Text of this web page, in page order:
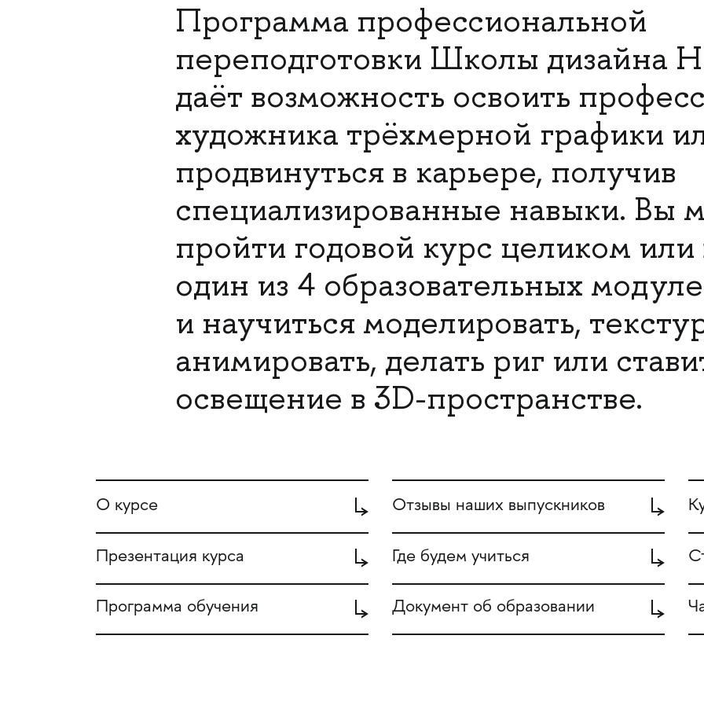
Программа профессиональной
переподготовки Школы
даёт возможность освоить
художника трёхмерной графики
продвинуться в карьере, получив
специализированные навыки. Вы
пройти годовой курс целиком или
один из 4 образовательных
и научиться моделировать,
анимировать, делать риг или
освещение в 3D-пространстве.
О курсе
Презентация курса
Программа обучения
Отзывы наших выпускников
Где будем учиться
Документ об образовании